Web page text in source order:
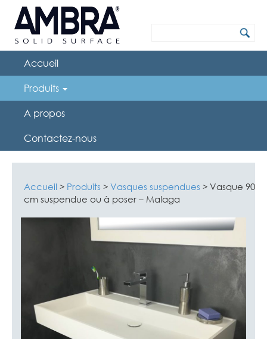
Accueil
Produits
A propos
Contactez-nous
Accueil > Produits > Vasques suspendues > Vasque 90
cm suspendue ou à poser – Malaga